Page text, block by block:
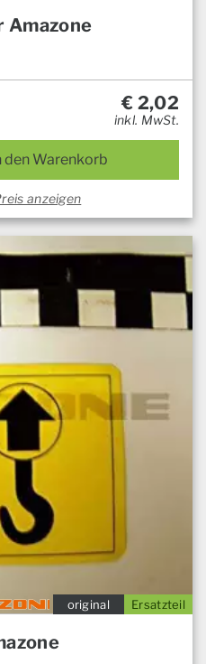
Amazone
€ 2,02
inkl. MwSt.
den Warenkorb
anzeigen
Ersatzteil
original